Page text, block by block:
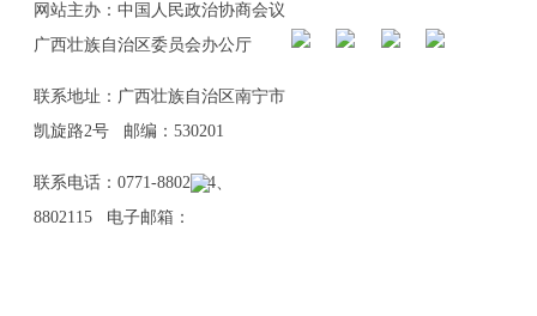
网站主办：中国人民政治协商会议
广西壮族自治区委员会办公厅
联系地址：广西壮族自治区南宁市
凯旋路2号 邮编：530201
联系电话：0771-8802114、
8802115 电子邮箱：